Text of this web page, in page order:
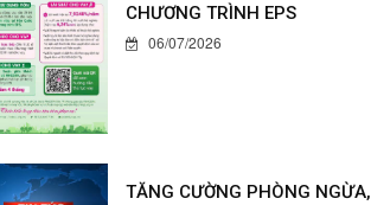
CHƯƠNG TRÌNH EPS
06/07/2026
TĂNG CƯỜNG PHÒNG NGỪA,